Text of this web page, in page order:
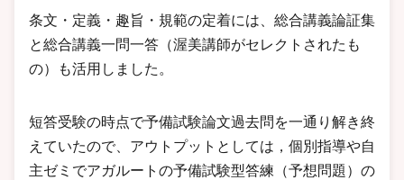
条文・定義・趣旨・規範の定着には、総合講義論証集
と総合講義一問一答（渥美講師がセレクトされたも
の）も活用しました。
短答受験の時点で予備試験論文過去問を一通り解き終
えていたので、アウトプットとしては，個別指導や自
主ゼミでアガルートの予備試験型答練（予想問題）の